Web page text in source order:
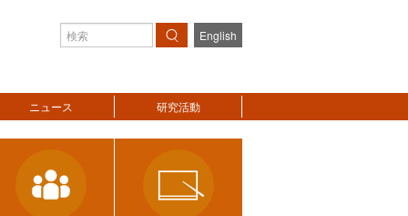
検索
English
ニュース 研究活動